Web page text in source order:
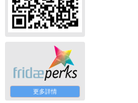
更多詳情